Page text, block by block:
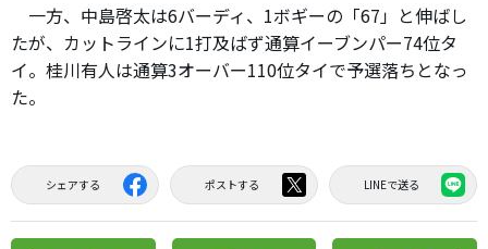
一方、中島啓太は6バーディ、1ボギーの「67」と伸ばし
たが、カットラインに1打及ばず通算イーブンパー74位タ
イ。桂川有人は通算3オーバー110位タイで予選落ちとなっ
た。
シェアする ポストする LINEで送る